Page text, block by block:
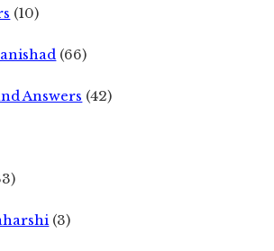
(10)
(66)
Answers (42)
(3)